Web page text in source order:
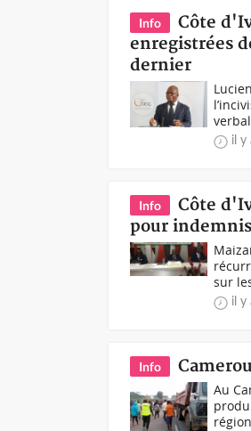
Info
Côte
enregistrées
dernier
il y
Info
Côte
pour
sur
il y
Info
Au